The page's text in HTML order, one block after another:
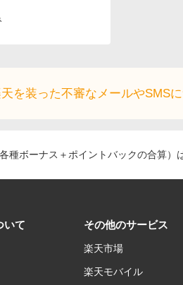
天を装った不審なメールやSMS
種ボーナス＋ポイントバックの合算
いて その他のサービス
楽天市場
楽天モバイル